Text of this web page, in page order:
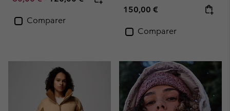
Comparer
Regular price:
150,00 €
Comparer